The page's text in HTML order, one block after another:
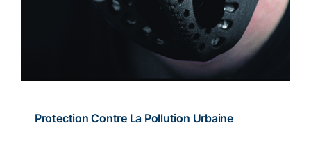
Protection Contre La Pollution Urbaine